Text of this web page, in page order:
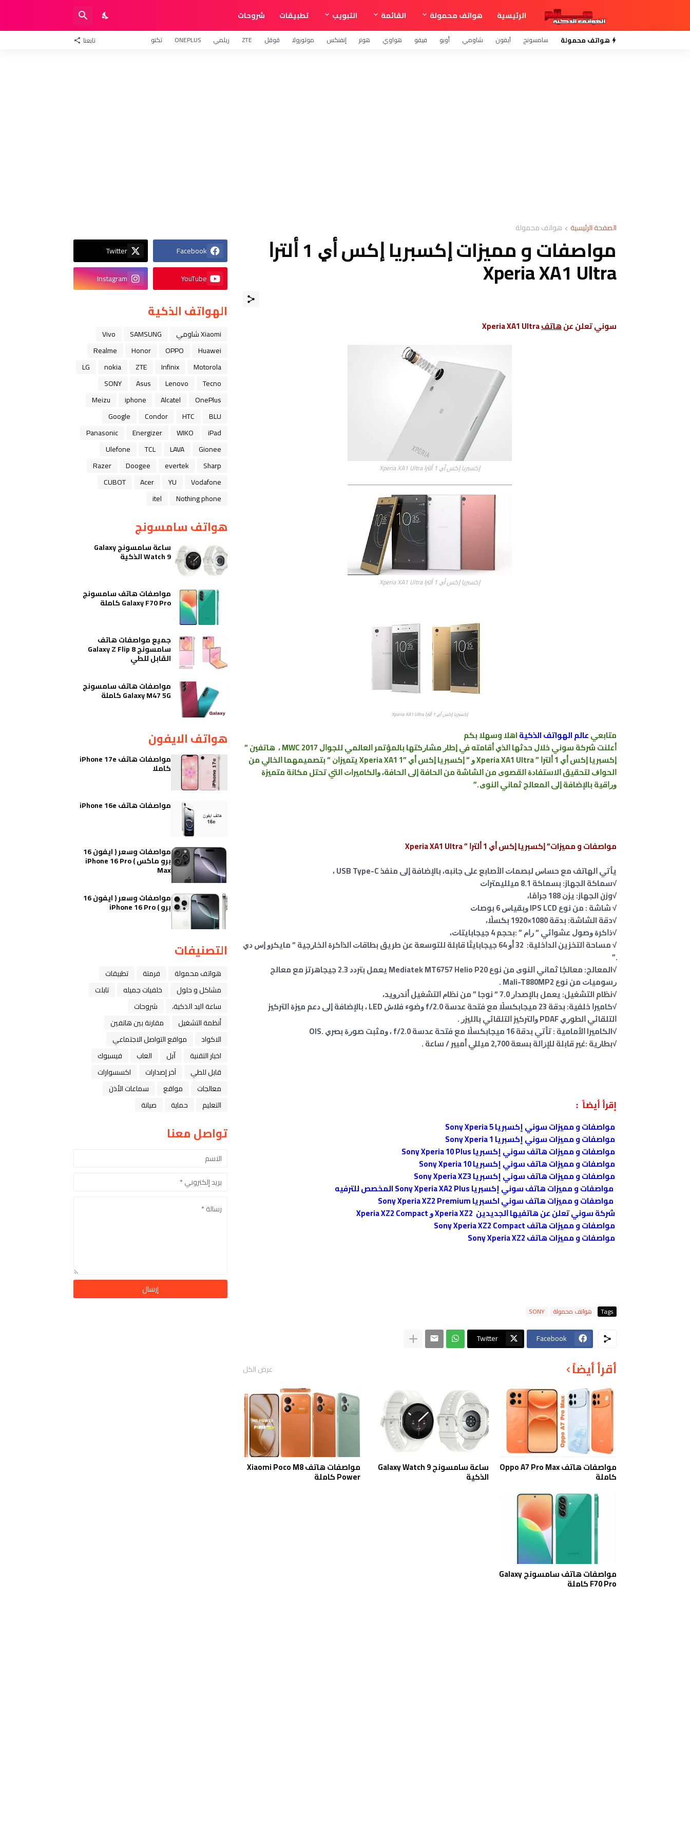
الرئيسية هواتف محمولة القائمة التبويب تطبيقات شروحات
هواتف محمولة سامسونج آيفون شاومي أوبو فيفو هواوي هونر إنفنكس موتورولا قوقل ZTE ريلمي ONEPLUS تكنو تابعنا
الصفحة الرئيسية هواتف محمولة
مواصفات و مميزات ﺇﻛﺴﺒﺮﻳﺎ ﺇﻛﺲ ﺃﻱ 1 ﺃﻟﺘﺮﺍ
Xperia XA1 Ultra
ﺳﻮﻧﻲ ﺗﻌﻠﻦ ﻋﻦهاتف
ﺇﻛﺴﺒﺮﻳﺎ ﺇﻛﺲ ﺃﻱ 1 ﺃﻟﺘﺮﺍ Xperia XA1 Ultra
ﺇﻛﺴﺒﺮﻳﺎ ﺇﻛﺲ ﺃﻱ 1 ﺃﻟﺘﺮﺍ Xperia XA1 Ultra
ﺇﻛﺴﺒﺮﻳﺎ ﺇﻛﺲ ﺃﻱ 1 ﺃﻟﺘﺮﺍ Xperia XA1 Ultra
متابعيعالم الهواتف الذكيةاهلا وسهلا بكم
ﺃﻋﻠﻨﺖ ﺷﺮﻛﺔﺳﻮﻧﻲ
ﺧﻼﻝ ﺣﺪﺛﻬﺎ ﺍﻟﺬﻱ ﺃﻗﺎﻣﺘﻪ ﻓﻲ ﺇﻃﺎﺭ ﻣﺸﺎﺭﻛﺘﻬﺎ ﺑﺎﻟﻤﺆﺗﻤﺮ ﺍﻟﻌﺎﻟﻤﻲ ﻟﻠﺠﻮﺍﻝ MWC 2017 ، هاﺗﻔﻴﻦ “
ﺇﻛﺴﺒﺮﻳﺎ ﺇﻛﺲ ﺃﻱ 1 ﺃﻟﺘﺮﺍ ” Xperia XA1 Ultra ﻭ “
ﺇﻛﺴﺒﺮﻳﺎ ﺇﻛﺲ ﺃﻱ ”1 Xperia XA1
ﻳﺘﻤﻴﺰﺍﻥ “ ﺑﺘﺼﻤﻴﻤﻬﻤﺎ ﺍﻟﺨﺎﻟﻲ ﻣﻦ
ﺍﻟﺤﻮﺍﻑ ﻟﺘﺤﻘﻴﻖ ﺍﻻﺳﺘﻔﺎﺩﺓ ﺍﻟﻘﺼﻮﻯ ﻣﻦ ﺍﻟﺸﺎﺷﺔ ﻣﻦ ﺍﻟﺤﺎﻓﺔ ﺇﻟﻰ ﺍﻟﺤﺎﻓﺔ، ﻭﺍﻟﻜﺎﻣﻴﺮﺍﺕ ﺍﻟﺘﻲ ﺗﺤﺘﻞ ﻣﻜﺎﻧﺔ ﻣﺘﻤﻴﺰﺓ
ﻭﺭﺍﻗﻴﺔ ﺑﺎﻹﺿﺎﻓﺔ ﺇﻟﻰ ﺍﻟﻤﻌﺎﻟﺞ ﺛﻤﺎﻧﻲ ﺍﻟﻨﻮﻯ .”
مواصفات و مميزات“ ﺇﻛﺴﺒﺮﻳﺎ ﺇﻛﺲ ﺃﻱ 1 ﺃﻟﺘﺮﺍ ” Xperia XA1 Ultra
ﻳﺄﺗﻲ ﺍﻟﻬﺎﺗﻒ ﻣﻊ ﺣﺴﺎﺱ ﻟﺒﺼﻤﺎﺕ ﺍﻷﺻﺎﺑﻊ ﻋﻠﻰ ﺟﺎﻧﺒﻪ، ﺑﺎﻹﺿﺎﻓﺔ ﺇﻟﻰ ﻣﻨﻔﺬ USB Type-C ،
√سماكة الجهاز: ﺑﺴﻤﺎﻛﺔ 8.1 ﻣﻴﻠﻠﻴﻤﺘﺮﺍﺕ
√وزن الجهاز: ﻳﺰﻥ 188 ﺟﺮﺍﻣًﺎ،
√ ﺷﺎﺷﺔ : ﻣﻦ ﻧﻮﻉ IPS LCD ﻭﺑﻘﻴﺎﺱ 6 ﺑﻮﺻﺎﺕ
√دقة الشاشة: ﺑﺪﻗﺔ 1080×1920 ﺑﻜﺴﻠًﺎ،
√ﺫﺍﻛﺮﺓ ﻭﺻﻮﻝ ﻋﺸﻮﺍﺋﻲ “ ﺭﺍﻡ ” :ﺑﺤﺠﻢ 4 ﺟﻴﺠﺎﺑﺎﻳﺘﺎﺕ،
√ ﻣﺴﺎﺣﺔ ﺍﻟﺘﺨﺰﻳﻦ ﺍﻟﺪﺍﺧﻠﻴﺔ: 32 ﺃﻭ 64 ﺟﻴﺠﺎﺑﺎﻳﺘًﺎ قاﺑﻠﺔ ﻟﻠﺘﻮﺳﻌﺔ ﻋﻦ ﻃﺮﻳﻖ ﺑﻄﺎﻗﺎﺕ ﺍﻟﺬﺍﻛﺮﺓ ﺍﻟﺨﺎﺭﺟﻴﺔ “ ﻣﺎﻳﻜﺮﻭ ﺇﺱ ﺩﻱ
.”
√المعالج: ﻣﻌﺎﻟﺠًﺎ ﺛﻤﺎﻧﻲ ﺍﻟﻨﻮﻯ ﻣﻦ ﻧﻮﻉ Mediatek MT6757 Helio P20 ﻳﻌﻤﻞ ﺑﺘﺮﺩﺩ 2.3 ﺟﻴﺠﺎﻫﺮﺗﺰ ﻣﻊ ﻣﻌﺎﻟﺞ
ﺭﺳﻮﻣﻴﺎﺕ ﻣﻦ ﻧﻮﻉ Mali-T880MP2 .
√نظام التشغيل: ﻳﻌﻤﻞ ﺑﺎﻹﺻﺪﺍﺭ 7.0 “ ﻧﻮﺟﺎ ” ﻣﻦ ﻧﻈﺎﻡ ﺍﻟﺘﺸﻐﻴﻞ ﺃﻧﺪﺭﻭﻳﺪ،
√ﻛﺎﻣﻴﺮﺍ ﺧﻠﻔﻴﺔ: ﺑﺪﻗﺔ 23 ﻣﻴﺠﺎﺑﻜﺴﻠًﺎ ﻣﻊ ﻓﺘﺤﺔ ﻋﺪﺳﺔ f/2.0 ﻭﺿﻮﺀ ﻓﻼﺵ LED ، ﺑﺎﻹﺿﺎﻓﺔ ﺇﻟﻰ ﺩﻋﻢ ﻣﻴﺰﺓ ﺍﻟﺘﺮﻛﻴﺰ
ﺍﻟﺘﻠﻘﺎﺋﻲ ﺍﻟﻄﻮﺭﻱ PDAF ﻭﺍﻟﺘﺮﻛﻴﺰ ﺍﻟﺘﻠﻘﺎﺋﻲ ﺑﺎﻟﻠﻴﺰﺭ .
√الكاميرا ﺍﻷﻣﺎﻣﻴﺔ : ﺗﺄﺗﻲ ﺑﺪﻗﺔ 16 ﻣﻴﺠﺎﺑﻜﺴﻠًﺎ ﻣﻊ ﻓﺘﺤﺔ ﻋﺪﺳﺔ f/2.0 ، ﻭﻣﺜﺒﺖ ﺻﻮﺭﺓ ﺑﺼﺮﻱ .OIS
√ﺑﻄﺎﺭﻳﺔ :ﻏﻴﺮ ﻗﺎﺑﻠﺔ ﻟﻺﺯﺍﻟﺔ ﺑﺴﻌﺔ 2,700 ﻣﻴﻠﻠﻲ ﺃﻣﺒﻴﺮ / ﺳﺎﻋﺔ .
إقرأ أيضاً :
مواصفات و مميزات سوني إكسبريا Sony Xperia 5
مواصفات و مميزات سوني إكسبريا Sony Xperia 1
مواصفات و مميزات هاتف سوني إكسبريا Sony Xperia 10 Plus
مواصفات و مميزات هاتف سوني إكسبريا Sony Xperia 10
مواصفات و مميزات هاتف سوني إكسبريا Sony Xperia XZ3
مواصفات و مميزات هاتف سوني إكسبريا Sony Xperia XA2 Plus المخصص للترفيه
مواصفات و مميزات هاتف سوني اكسبريا Sony Xperia XZ2 Premium
ﺷﺮﻛﺔ ﺳﻮﻧﻲ تعلن ﻋﻦ ﻫﺎﺗﻔﻴﻬﺎ ﺍﻟﺠﺪﻳﺪﻳﻦ Xperia XZ2 ﻭ Xperia XZ2 Compact
مواصفات و مميزات هاتف Sony Xperia XZ2 Compact
مواصفات و مميزات هاتف Sony Xperia XZ2
Tags هواتف محمولة SONY
Facebook
Twitter
أقرأ أيضاً عرض الكل
مواصفات هاتف Oppo A7 Pro Max
كاملة
ساعة سامسونج Galaxy Watch 9
الذكية
مواصفات هاتف Xiaomi Poco M8
Power كاملة
مواصفات هاتف سامسونج Galaxy
F70 Pro كاملة
Facebook
Twitter
YouTube
Instagram
الهواتف الذكية
Xiaomi شاومي SAMSUNG
Vivo
Huawei
OPPO
Honor
Realme
Motorola
Infinix
ZTE
nokia
LG
Tecno
Lenovo
Asus
SONY
OnePlus
Alcatel
iphone
Meizu
BLU
HTC
Condor
Google
iPad
WIKO
Energizer
Panasonic
Gionee
LAVA
TCL
Ulefone
Sharp
evertek
Doogee
Razer
Vodafone
YU
Acer
CUBOT
Nothing phone
itel
هواتف سامسونج
ساعة سامسونج Galaxy
Watch 9 الذكية
مواصفات هاتف سامسونج
Galaxy F70 Pro كاملة
جميع مواصفات هاتف
سامسونج Galaxy Z Flip 8
القابل للطي
مواصفات هاتف سامسونج
Galaxy M47 5G كاملة
هواتف الايفون
مواصفات هاتف iPhone 17e
كاملا
مواصفات هاتف iPhone 16e
مواصفات وسعر ( ايفون 16
برو ماكس ) iPhone 16 Pro
Max
مواصفات وسعر ( ايفون 16
برو ) iPhone 16 Pro
التصنيفات
هواتف محمولة فرمتة
تطبيقات
مشاكل و حلول
خلفيات جميله
تابلت
ﺳﺎﻋﺔ ﺍﻟﻴﺪ ﺍﻟﺬﻛﻴﺔ،
شروحات
أنظمة التشغيل
مقارنة بين هاتفين
الاكواد
مواقع التواصل الاجتماعي
اخبار التقنية
ﺁﺑﻞ العاب
فيسبوك
قابل للطي
آخر إصدارات
اكسسوارات
معالجات
مواقع
سماعات الأذن
التعليم
حماية صيانة
تواصل معنا